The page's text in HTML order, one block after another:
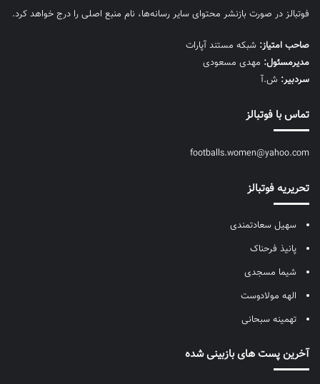
فوتبالز در صورت بازنشر محتوای سایر رسانه‌ها، نام منبع اصلی را درج خواهد کرد.
صاحب امتیاز: شبکه مستند آپارات
مديرمسئول: مهدی مسعودی
سردبیر: ش.آ
تماس با فوتبالز
footballs.women@yahoo.com
تحریریه فوتبالز
سهیل سعادتمندی
پانیذ فرحناک
شیما مسجدی
الهه مولادوست
تهمینه سبحانی
آخرین پست های بازبینی شده